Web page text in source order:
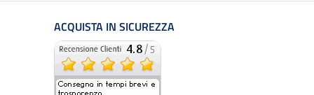
ACQUISTA IN SICUREZZA